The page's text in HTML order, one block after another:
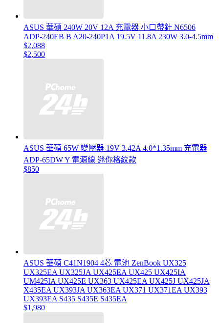
ASUS 華碩 240W 20V 12A 充電器 小口帶針 N6506
ADP-240EB B A20-240P1A 19.5V 11.8A 230W 3.0-4.5mm
$2,088
$2,500
ASUS 華碩 65W 變壓器 19V 3.42A 4.0*1.35mm 充電器
ADP-65DW Y 電源線 迷你格紋款
$850
ASUS 華碩 C41N1904 4芯 電池 ZenBook UX325
UX325EA UX325JA UX425EA UX425 UX425IA
UM425IA UX425E UX363 UX425EA UX425J UX425JA
X435EA UX393JA UX363EA UX371 UX371EA UX393
UX393EA S435 S435E S435EA
$1,980